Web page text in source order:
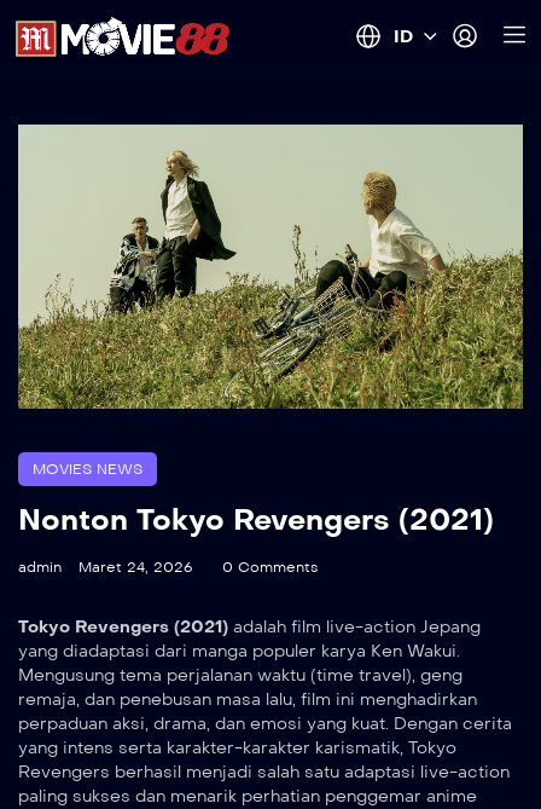
ID
MOVIES NEWS
Nonton Tokyo Revengers (2021)
admin Maret 24, 2026 0 Comments
Tokyo Revengers (2021) adalah film live-action Jepang
yang diadaptasi dari manga populer karya Ken Wakui.
Mengusung tema perjalanan waktu (time travel), geng
remaja, dan penebusan masa lalu, film ini menghadirkan
perpaduan aksi, drama, dan emosi yang kuat. Dengan cerita
yang intens serta karakter-karakter karismatik, Tokyo
Revengers berhasil menjadi salah satu adaptasi live-action
paling sukses dan menarik perhatian penggemar anime